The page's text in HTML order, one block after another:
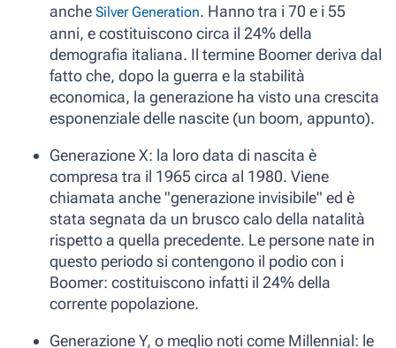
anche Silver Generation. Hanno tra i 70 e i 55
anni, e costituiscono circa il 24%della
demografia italiana. Il termine Boomer deriva dal
fatto che, dopo la guerra e la stabilità
economica, la generazione ha visto una crescita
esponenziale delle nascite (un boom, appunto).
Generazione X: la loro data di nascita è
compresa tra il 1965 circa al 1980. Viene
chiamata anche "generazione invisibile" ed è
stata segnata da un brusco calo della natalità
rispetto a quella precedente. Le persone nate in
questo periodo si contengono il podio con i
Boomer: costituiscono infatti il 24% della
corrente popolazione.
Generazione Y, o meglio noti come Millennial: le